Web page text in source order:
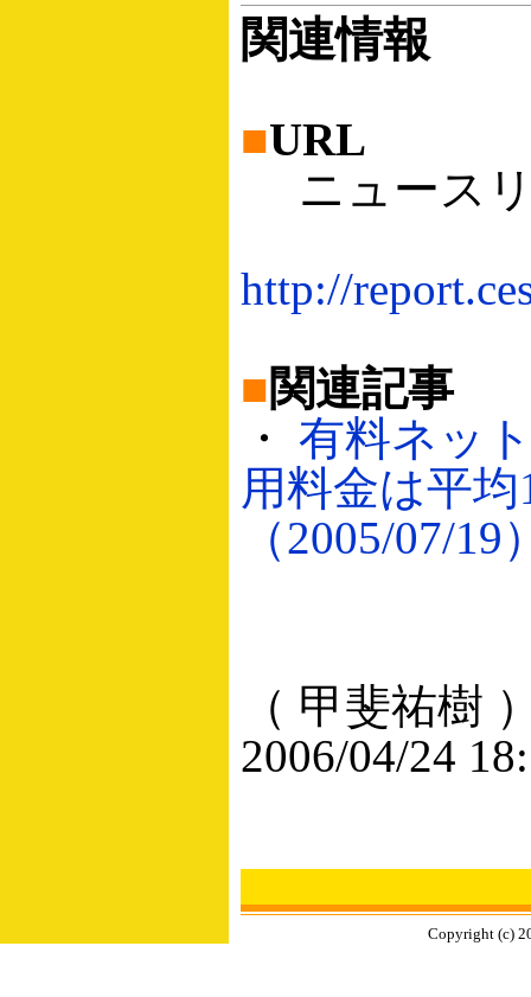
関連情報
■URL
ニュース
http://
■関連記事
・ 有料ネッ
用料金は平均
（2005/07/19
（ 甲斐祐樹
2006/04/24
Copyright (c)